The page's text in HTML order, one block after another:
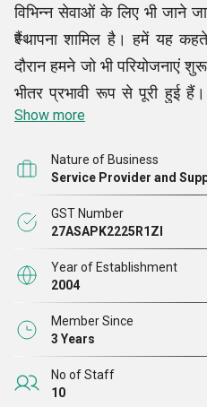
विभिन्न सेवाओं के लिए भी जाने
स्थापना शामिल है। हमें यह कहते
दौरान हमने जो भी परियोजनाएं
भीतर प्रभावी रूप से पूरी हुई
रूप से पूरा करने के लिए, हम अपने
हैं।
Show more
Nature of Business
Service Provider and
GST Number
27ASAPK2225R1ZI
Year of Establishment
2004
Member Since
3 Years
No of Staff
10